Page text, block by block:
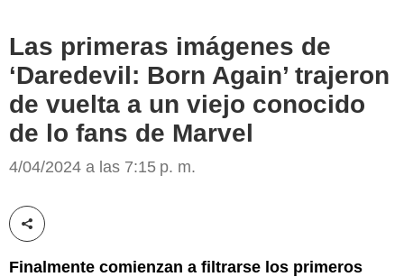
Las primeras imágenes de
‘Daredevil: Born Again’ trajeron
de vuelta a un viejo conocido
de lo fans de Marvel
4/04/2024 a las 7:15 p. m.
Compartir esta noticia
Finalmente comienzan a filtrarse los primeros
Netflix